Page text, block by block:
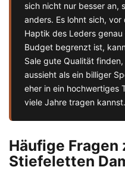
sich nicht nur besser an,
anders. Es lohnt sich,
Haptik des Leders
Budget begrenzt ist,
Sale gute Qualität
aussieht als ein billiger
eher in ein hochwertiges
viele Jahre tragen kannst.
Häufige Fragen
Stiefeletten